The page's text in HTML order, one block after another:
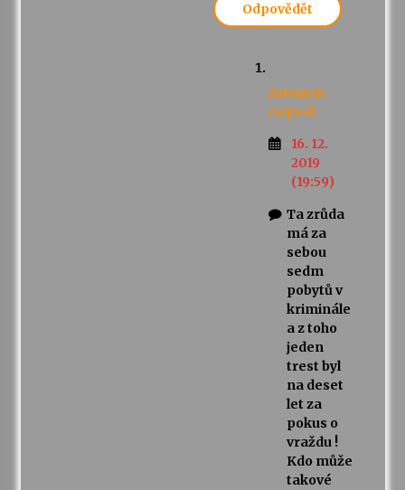
Odpovědět
Anonym
napsal:
16. 12.
2019
(19:59)
Ta zrůda
má za
sebou
sedm
pobytů v
kriminále
a z toho
jeden
trest byl
na deset
let za
pokus o
vraždu !
Kdo může
takové